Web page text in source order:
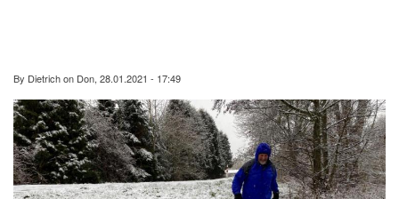
By Dietrichon Don, 28.01.2021 - 17:49